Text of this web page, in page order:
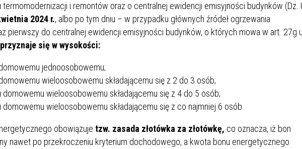
URZĄD SKARBOWY
INFORMACJE DOTYCZĄCE
TRANSPLANTACJI
MŁODZIEŻOWA RADA MIASTA
BĘDZINA
Z TERENU MIASTA
AKCJA ŻYJ ZDROWO BEZ
ALKOHOLU
GDZIE MOŻNA ZNALEŹĆ I
WYGLĄDA PRACA W NGO?
PORADY OD PRACA.PL
„PRZYJAZNA SZKOŁA” RZĄDOWY
PROGRAM WYRÓWNYWANIA
SZANS EDUKACYJNYCH DZIECI I
MŁODZIEŻY „PRZYJAZNA SZKOŁA”
W LATACH 2025-2027
KONKURSY NA
DYREKTORA
i remontów oraz o centralnej ewidencji emisyjności budynków (Dz.
2024 r., albo po tym dniu – w przypadku głównych źródeł ogrzewania
pierwszy do centralnej ewidencji emisyjności budynków, o których mowa w art. 27g
się w wysokości:
jednoosobowemu;
wieloosobowemu składającemu się z 2 do 3 osób;
wieloosobowemu składającemu się z 4 do 5 osób;
wieloosobowemu składającemu się z co najmniej 6 osób
obowiązuje tzw. zasada złotówka za złotówkę, co oznacza, iż bon
nawet po przekroczeniu kryterium dochodowego, a kwota bonu energetycznego